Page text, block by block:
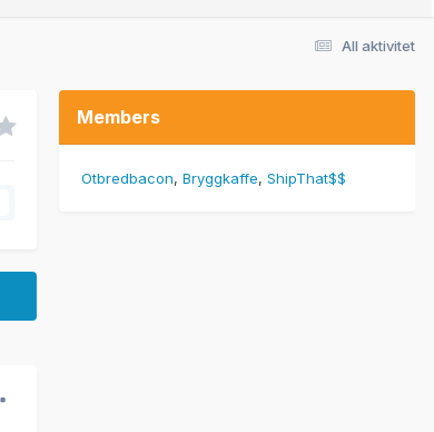
All aktivitet
Members
Otbredbacon Bryggkaffe ShipThat$$